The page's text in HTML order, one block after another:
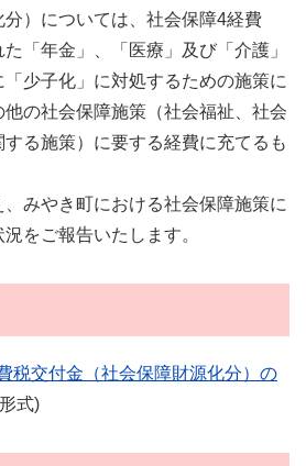
）については、社会保障4経費
た「年金」、「医療」及び「介護」
少子化」に対処するための施策に
の社会保障施策（社会福祉、社会
る施策）に要する経費に充てるも
みやき町における社会保障施策に
をご報告いたします。
税交付金（社会保障財源化分）の
式)